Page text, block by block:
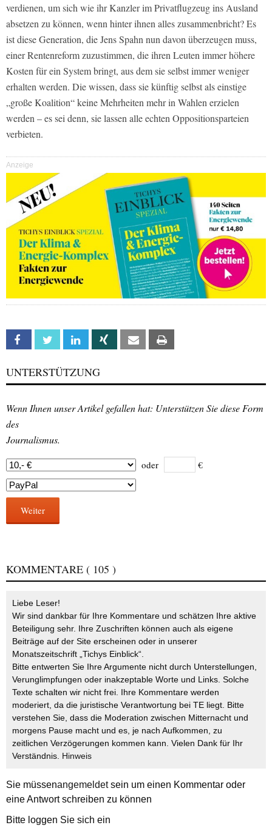
verdienen, um sich wie ihr Kanzler im Privatflugzeug ins Ausland
absetzen zu können, wenn hinter ihnen alles zusammenbricht? Es
ist diese Generation, die Jens Spahn nun davon überzeugen muss,
einer Rentenreform zuzustimmen, die ihren Leuten immer höhere
Kosten für ein System bringt, aus dem sie selbst immer weniger
erhalten werden. Die wissen, dass sie künftig selbst als einstige
„große Koalition“ keine Mehrheiten mehr in Wahlen erzielen
werden – es sei denn, sie lassen alle echten Oppositionsparteien
verbieten.
Anzeige
Facebook Twitter Linkedin Xing Email
UNTERSTÜTZUNG
Wenn Ihnen unser Artikel gefallen hat: Unterstützen Sie diese Form
des
Journalismus.
oder €
Weiter
KOMMENTARE ( 105 )
Liebe Leser!
Wir sind dankbar für Ihre Kommentare und schätzen Ihre aktive
Beteiligung sehr. Ihre Zuschriften können auch als eigene
Beiträge auf der Site erscheinen oder in unserer
Monatszeitschrift „Tichys Einblick“.
Bitte entwerten Sie Ihre Argumente nicht durch Unterstellungen,
Verunglimpfungen oder inakzeptable Worte und Links. Solche
Texte schalten wir nicht frei. Ihre Kommentare werden
moderiert, da die juristische Verantwortung bei TE liegt. Bitte
verstehen Sie, dass die Moderation zwischen Mitternacht und
morgens Pause macht und es, je nach Aufkommen, zu
zeitlichen Verzögerungen kommen kann. Vielen Dank für Ihr
Verständnis. Hinweis
Sie müssenangemeldetsein um einen Kommentar oder
eine Antwort schreiben zu können
Bitte loggen Sie sich ein